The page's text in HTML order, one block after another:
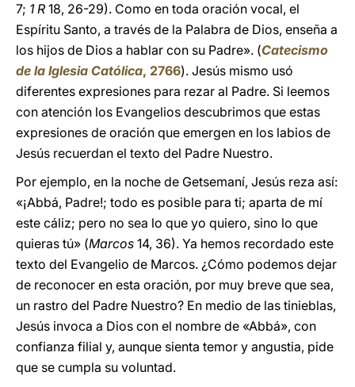
7; 1 R 18, 26-29). Como en toda oración vocal, el
Espíritu Santo, a través de la Palabra de Dios, enseña a
los hijos de Dios a hablar con su Padre». (Catecismo
de la Iglesia Católica, 2766). Jesús mismo usó
diferentes expresiones para rezar al Padre. Si leemos
con atención los Evangelios descubrimos que estas
expresiones de oración que emergen en los labios de
Jesús recuerdan el texto del Padre Nuestro.
Por ejemplo, en la noche de Getsemaní, Jesús reza así:
«¡Abbá, Padre!; todo es posible para ti; aparta de mí
este cáliz; pero no sea lo que yo quiero, sino lo que
quieras tú» (Marcos 14, 36). Ya hemos recordado este
texto del Evangelio de Marcos. ¿Cómo podemos dejar
de reconocer en esta oración, por muy breve que sea,
un rastro del Padre Nuestro? En medio de las tinieblas,
Jesús invoca a Dios con el nombre de «Abbá», con
confianza filial y, aunque sienta temor y angustia, pide
que se cumpla su voluntad.